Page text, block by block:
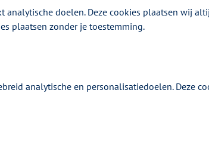
doelen. Deze cookies plaatsen wij
plaatsen zonder je toestemming.
analytische en personalisatiedoelen. Deze